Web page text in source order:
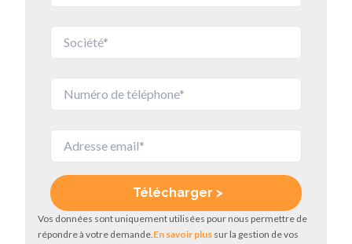
Vos données sont uniquement utilisées pour nous permettre de
répondre à votre demande.En savoir plus sur la gestion de vos